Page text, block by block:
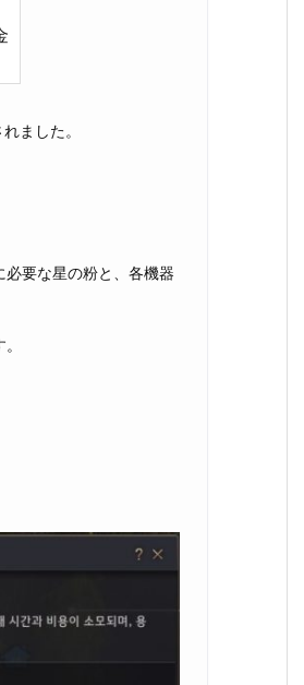
ました。
要な星の粉と、各機器